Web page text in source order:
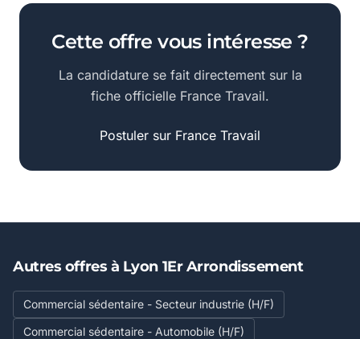
Cette offre vous intéresse ?
La candidature se fait directement sur la
fiche officielle France Travail.
Postuler sur France Travail
Autres offres à Lyon 1Er Arrondissement
Commercial sédentaire - Secteur industrie (H/F)
Commercial sédentaire - Automobile (H/F)